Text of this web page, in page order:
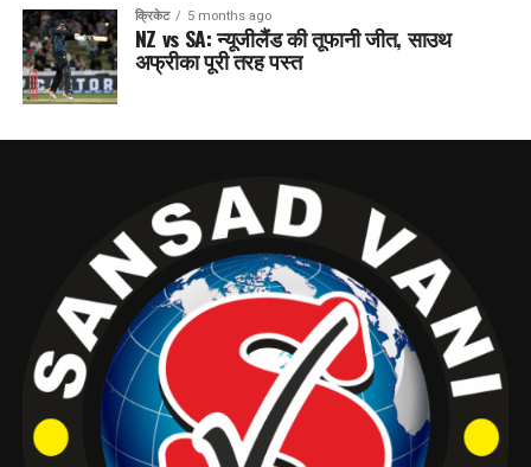
क्रिकेट 5 months ago
NZ vs SA: न्यूजीलैंड की तूफानी जीत, साउथ
अफ्रीका पूरी तरह पस्त